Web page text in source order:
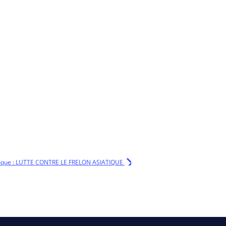
: LUTTE CONTRE LE FRELON ASIATIQUE